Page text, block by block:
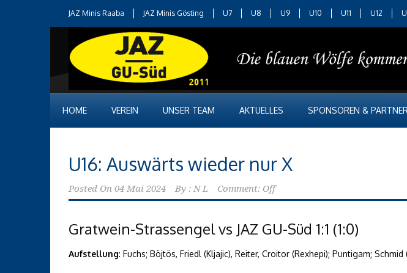
JAZ Minis Raaba JAZ Minis Gösting U7 U8 U9 U10 U11 U12
HOME VEREIN UNSER TEAM AKTUELLES SPONSOREN & PARTNER
U16: Auswärts wieder nur X
Posted On 04 Mai 2024 By : N L Comment: Off
Gratwein-Strassengel vs JAZ GU-Süd 1:1 (1:0)
Aufstellung: Fuchs; Böjtös, Friedl (Kljajic), Reiter, Croitor (Rexhepi); Puntigam;